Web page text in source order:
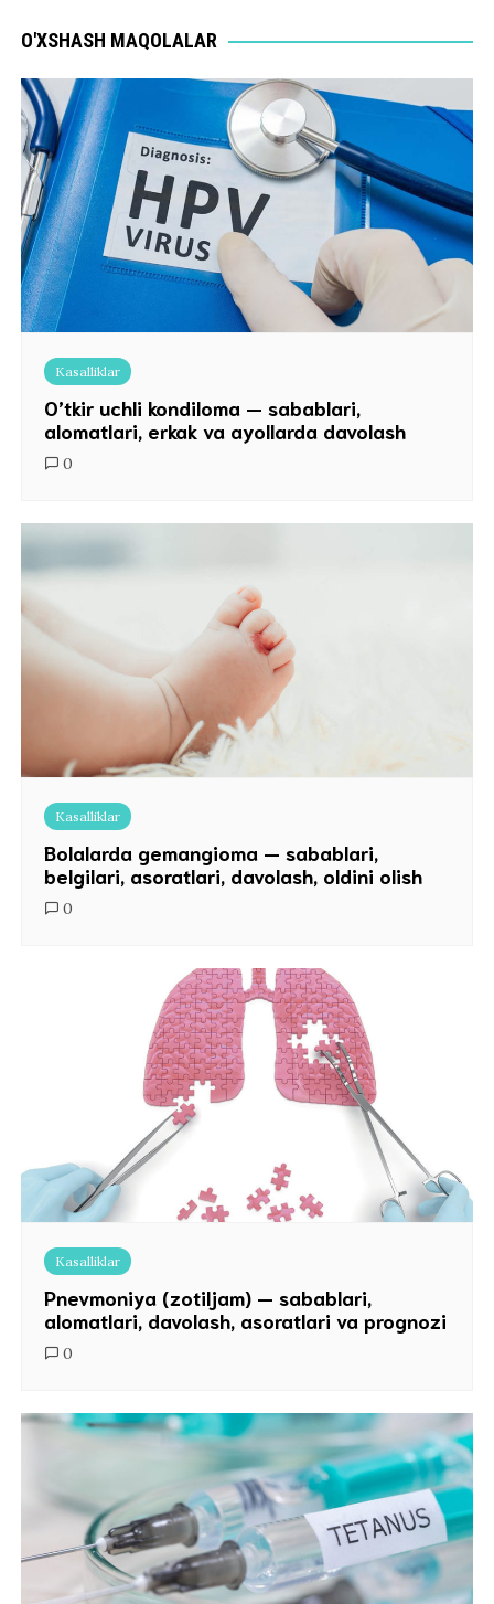
O'XSHASH MAQOLALAR
Kasalliklar
O’tkir uchli kondiloma — sabablari,
alomatlari, erkak va ayollarda davolash
0
Kasalliklar
Bolalarda gemangioma — sabablari,
belgilari, asoratlari, davolash, oldini olish
0
Kasalliklar
Pnevmoniya (zotiljam) — sabablari,
alomatlari, davolash, asoratlari va prognozi
0